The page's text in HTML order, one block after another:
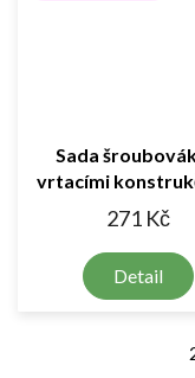
Sada
vrtacími
bloky 151 ks
271 Kč
Detail